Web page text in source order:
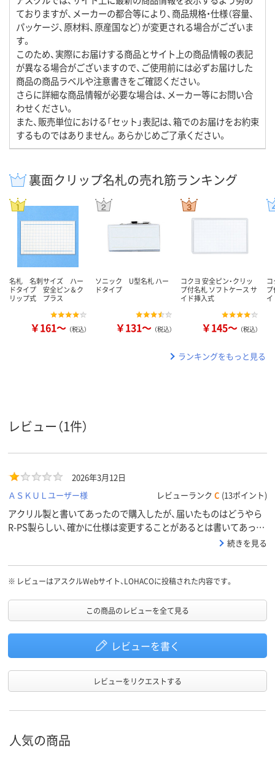
ておりますが、メーカーの都合等により、商品規格・仕様（容量、
パッケージ、原材料、原産国など）が変更される場合がございま
す。
このため、実際にお届けする商品とサイト上の商品情報の表記
が異なる場合がございますので、ご使用前には必ずお届けした
商品の商品ラベルや注意書きをご確認ください。
さらに詳細な商品情報が必要な場合は、メーカー等にお問い合
わせください。
また、販売単位における「セット」表記は、箱でのお届けをお約束
するものではありません。あらかじめご了承ください。
裏面クリップ名札の売れ筋ランキング
名札 名刺サイズ ハー
ドタイプ 安全ピン＆ク
リップ式 プラス
￥161～ （税込）
ソニック U型名札 ハー
ドタイプ
￥131～ （税込）
コクヨ 安全ピン・クリッ
プ付名札 ソフトケース サ
イド挿入式
￥145～ （税込）
コ
ランキングをもっと見る
レビュー（1件）
2026年3月12日
ＡＳＫＵＬユーザー様
レビューランク C (13ポイント)
アクリル製と書いてあったので購入したが、届いたものはどうやら
R-PS製らしい、確かに仕様は変更することがあるとは書いてあった
続きを見る
※ レビューはアスクルWebサイト、LOHACOに投稿された内容です。
この商品のレビューを全て見る
レビューを書く
レビューをリクエストする
人気の商品